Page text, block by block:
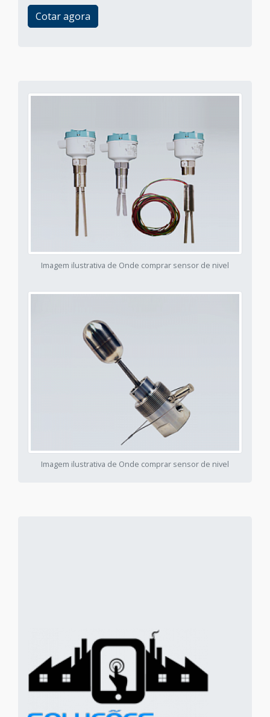
Cotar agora
Imagem ilustrativa de Onde comprar sensor de nivel
Imagem ilustrativa de Onde comprar sensor de nivel